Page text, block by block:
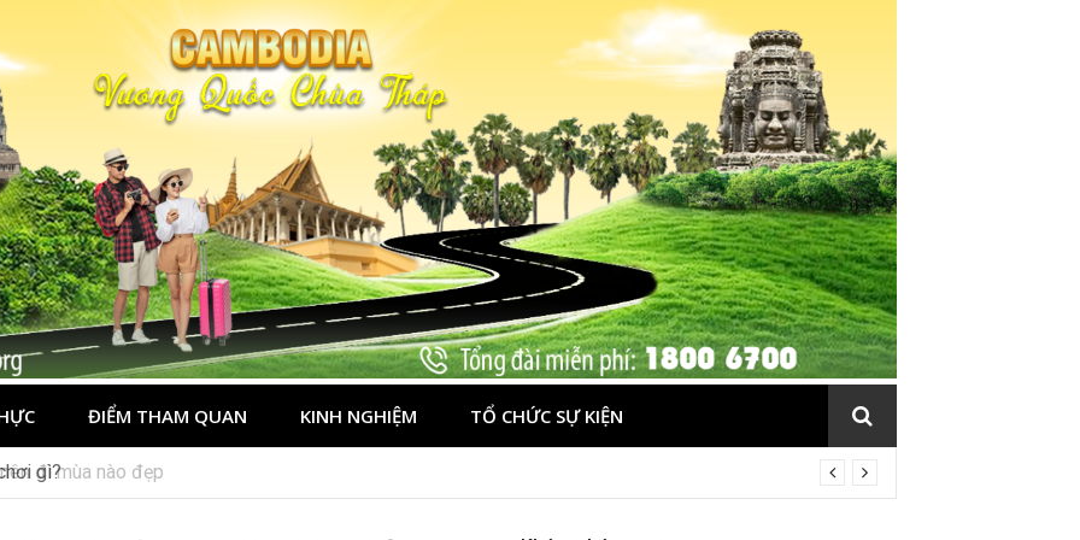
ĐIỂM THAM QUAN KINH NGHIỆM TỔ CHỨC SỰ KIỆN
đi mùa nào đẹp